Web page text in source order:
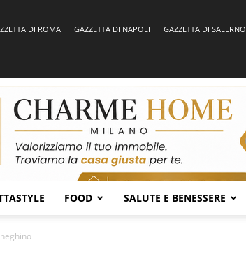
DI ROMA GAZZETTA DI NAPOLI GAZZETTA DI SALERNO
FOOD SALUTE E BENESSERE